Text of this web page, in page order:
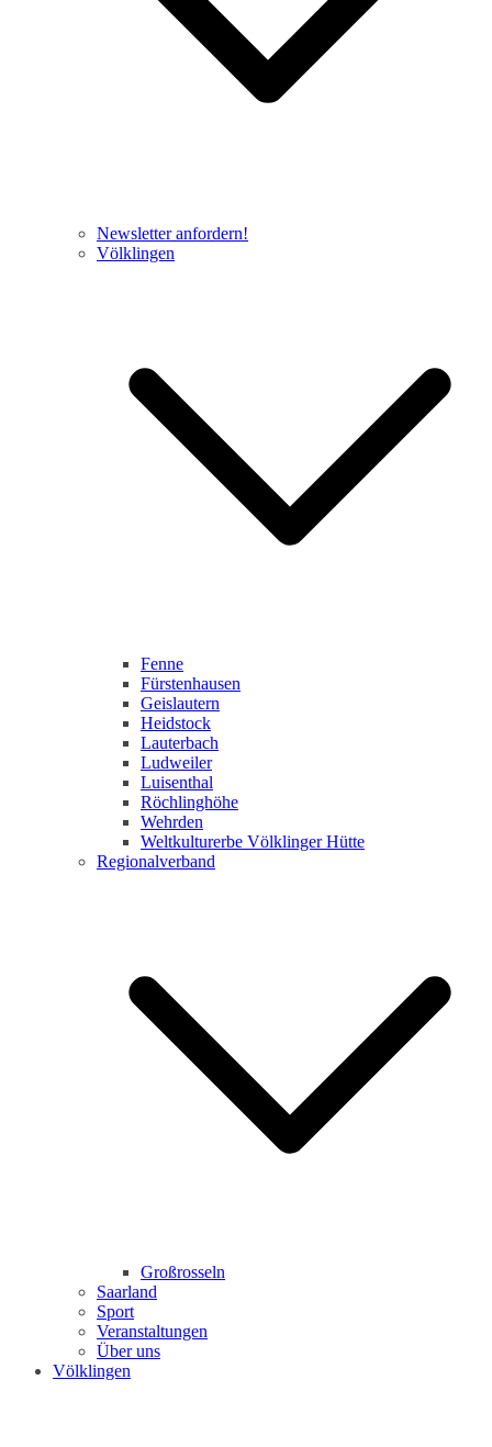
Newsletter anfordern!
Völklingen
Fenne
Fürstenhausen
Geislautern
Heidstock
Lauterbach
Ludweiler
Luisenthal
Röchlinghöhe
Wehrden
Weltkulturerbe Völklinger Hütte
Regionalverband
Großrosseln
Saarland
Sport
Veranstaltungen
Über uns
Völklingen